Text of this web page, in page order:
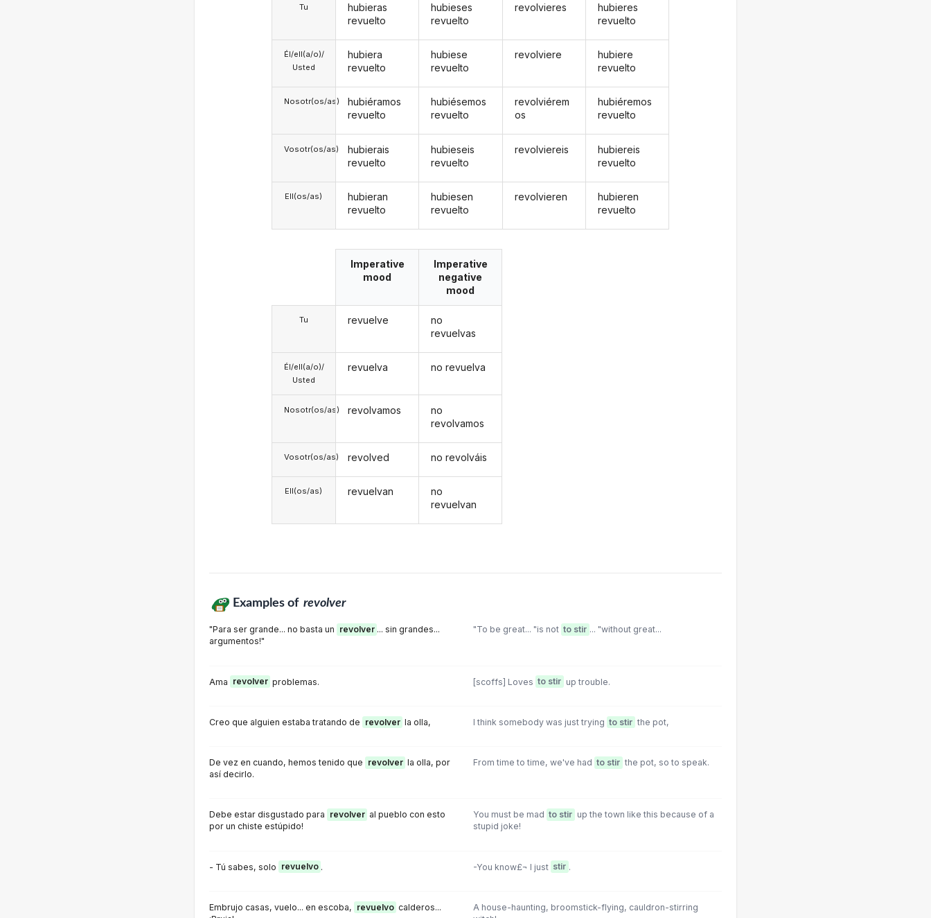
Tu
Él/ell(a/o)/
Usted
Nosotr(os/as)
Vosotr(os/as)
Ell(os/as)
hubieras
revuelto
hubiera
revuelto
hubiéramos
revuelto
hubierais
revuelto
hubieran
revuelto
hubieses
revuelto
hubiese
revuelto
hubiésemos
revuelto
hubieseis
revuelto
hubiesen
revuelto
revolvieres
revolviere
revolviérem
os
revolviereis
revolvieren
hubieres
revuelto
hubiere
revuelto
hubiéremos
revuelto
hubiereis
revuelto
hubieren
revuelto
Tu
Él/ell(a/o)/
Usted
Nosotr(os/as)
Vosotr(os/as)
Ell(os/as)
Imperative
mood
revuelve
revuelva
revolvamos
revolved
revuelvan
Imperative
negative
mood
no
revuelvas
no revuelva
no
revolvamos
no revolváis
no
revuelvan
Examples of revolver
"Para ser grande... no basta un revolver ... sin grandes...
argumentos!"
"To be great... "is not to stir ... "without great...
Ama revolver problemas. [scoffs] Loves to stir up trouble.
Creo que alguien estaba tratando de revolver la olla, I think somebody was just trying to stir the pot,
De vez en cuando, hemos tenido que revolver la olla, por
así decirlo.
From time to time, we've had to stir the pot, so to speak.
Debe estar disgustado para revolver al pueblo con esto
por un chiste estúpido!
You must be mad to stir up the town like this because of a
stupid joke!
- Tú sabes, solo revuelvo . -You know£¬ I just stir .
Embrujo casas, vuelo... en escoba, revuelvo calderos...
A house-haunting, broomstick-flying, cauldron-stirring